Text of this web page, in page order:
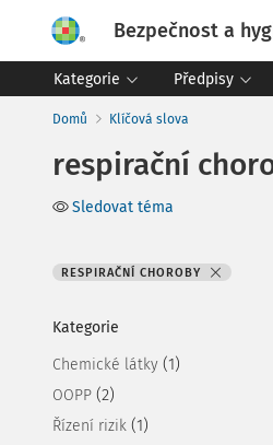
Bezpečnost a
Kategorie Předpisy
Domů Klíčová slova
respirační
Sledovat téma
RESPIRAČNÍ CHOROBY
Kategorie
Chemické látky (1)
OOPP (2)
Řízení rizik (1)